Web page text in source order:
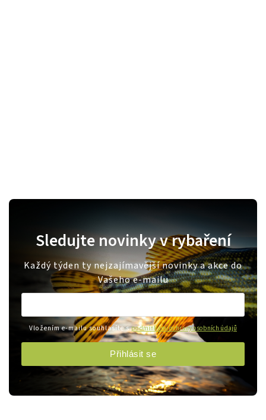
Sledujte novinky v rybaření
Každý týden ty nejzajímavější novinky a akce do
Vašeho e-mailu
Vložením e-mailu souhlasíte spodmínkami ochrany osobních údajů
Přihlásit se